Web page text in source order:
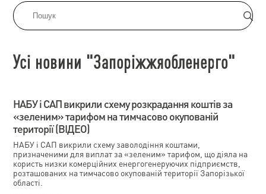
Усі новини "Запоріжжяобленерго"
НАБУ і САП викрили схему розкрадання коштів за
«зеленим» тарифом на тимчасово окупованій
території (ВІДЕО)
НАБУ і САП викрили схему заволодіння коштами,
призначеними для виплат за «зеленим» тарифом, що діяла на
користь низки комерційних енергогенеруючих підприємств,
розташованих на тимчасово окупованій території Запорізької
області.